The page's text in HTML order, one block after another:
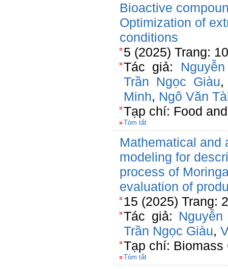
Bioactive
Optimization of
conditions
5 (2025) Trang:
Tác giả:
Trần Ngọc Giàu
Minh, Ngô Văn
Tạp chí: Food
Tóm tắt
Mathematical and
modeling for
process of
evaluation of
15 (2025) Trang:
Tác giả:
Trần Ngọc Giàu,
Tạp chí: Biomass
Tóm tắt